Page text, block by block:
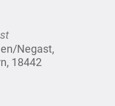
Negast,
18442